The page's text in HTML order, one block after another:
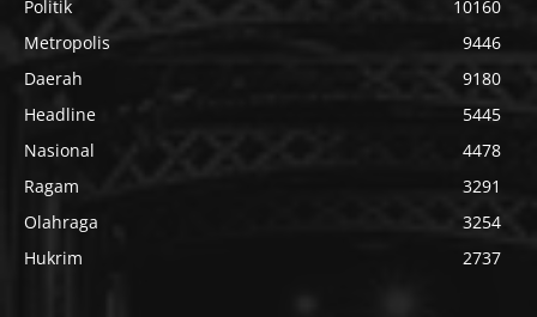
Politik
10160
Metropolis
9446
Daerah
9180
Headline
5445
Nasional
4478
Ragam
3291
Olahraga
3254
Hukrim
2737